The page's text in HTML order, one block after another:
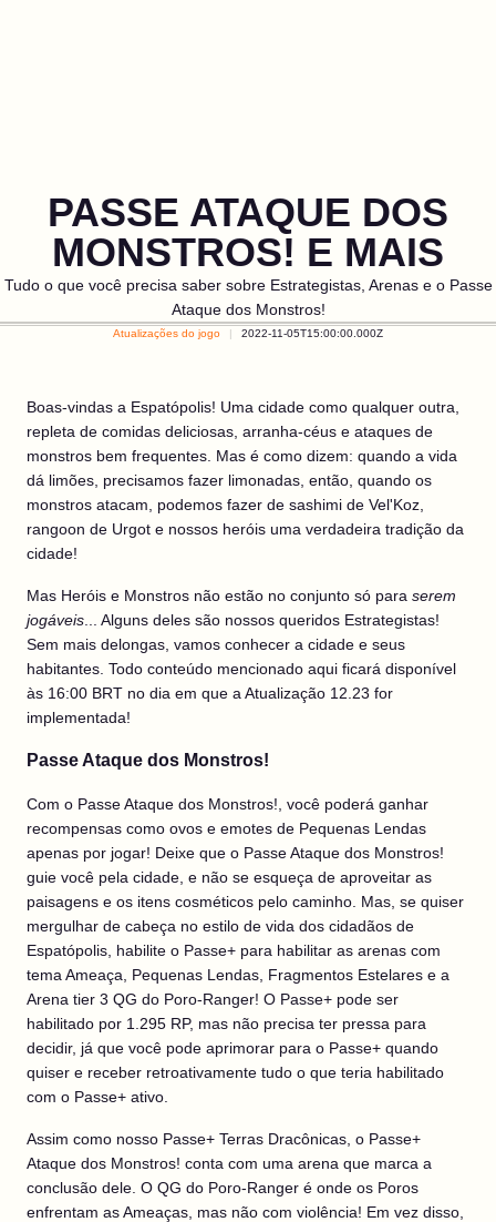
PASSE ATAQUE DOS
MONSTROS! E MAIS
Tudo o que você precisa saber sobre Estrategistas, Arenas e o Passe
Ataque dos Monstros!
Atualizações do jogo 2022-11-05T15:00:00.000Z
Boas-vindas a Espatópolis! Uma cidade como qualquer outra,
repleta de comidas deliciosas, arranha-céus e ataques de
monstros bem frequentes. Mas é como dizem: quando a vida
dá limões, precisamos fazer limonadas, então, quando os
monstros atacam, podemos fazer de sashimi de Vel'Koz,
rangoon de Urgot e nossos heróis uma verdadeira tradição da
cidade!
Mas Heróis e Monstros não estão no conjunto só para serem
jogáveis ... Alguns deles são nossos queridos Estrategistas!
Sem mais delongas, vamos conhecer a cidade e seus
habitantes. Todo conteúdo mencionado aqui ficará disponível
às 16:00 BRT no dia em que a Atualização 12.23 for
implementada!
Passe Ataque dos Monstros!
Com o Passe Ataque dos Monstros!, você poderá ganhar
recompensas como ovos e emotes de Pequenas Lendas
apenas por jogar! Deixe que o Passe Ataque dos Monstros!
guie você pela cidade, e não se esqueça de aproveitar as
paisagens e os itens cosméticos pelo caminho. Mas, se quiser
mergulhar de cabeça no estilo de vida dos cidadãos de
Espatópolis, habilite o Passe+ para habilitar as arenas com
tema Ameaça, Pequenas Lendas, Fragmentos Estelares e a
Arena tier 3 QG do Poro-Ranger! O Passe+ pode ser
habilitado por 1.295 RP, mas não precisa ter pressa para
decidir, já que você pode aprimorar para o Passe+ quando
quiser e receber retroativamente tudo o que teria habilitado
com o Passe+ ativo.
Assim como nosso Passe+ Terras Dracônicas, o Passe+
Ataque dos Monstros! conta com uma arena que marca a
conclusão dele. O QG do Poro-Ranger é onde os Poros
enfrentam as Ameaças, mas não com violência! Em vez disso,